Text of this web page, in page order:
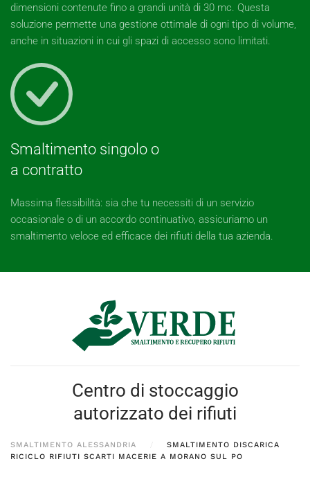
dimensioni contenute fino a grandi unità di 30 mc. Questa
soluzione permette una gestione ottimale di ogni tipo di volume,
anche in situazioni in cui gli spazi di accesso sono limitati.
Smaltimento singolo o
a contratto
Massima flessibilità: sia che tu necessiti di un servizio
occasionale o di un accordo continuativo, assicuriamo un
smaltimento veloce ed efficace dei rifiuti della tua azienda.
Centro di stoccaggio
autorizzato dei rifiuti
SMALTIMENTO ALESSANDRIA
SMALTIMENTO DISCARICA
RICICLO RIFIUTI SCARTI MACERIE A MORANO SUL PO